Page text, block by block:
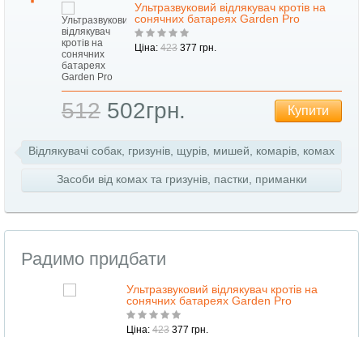
Ультразвуковий відлякувач кротів на
сонячних батареях Garden Pro
Ціна: 423 377 грн.
512 502грн. Купити
Відлякувачі собак, гризунів, щурів, мишей, комарів, комах
Засоби від комах та гризунів, пастки, приманки
Радимо придбати
Ультразвуковий відлякувач кротів на
сонячних батареях Garden Pro
Ціна: 423 377 грн.